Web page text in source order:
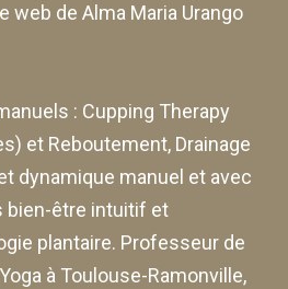
web deAlma Maria Urango
: Cupping Therapy
et Reboutement, Drainage
dynamique manuel et avec
bien-être intuitif et
plantaire. Professeur de
à Toulouse-Ramonville,